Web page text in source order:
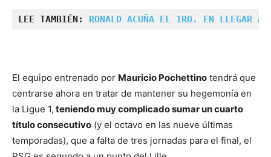
LEE TAMBIÉN: RONALD ACUÑA EL 1RO. EN LLEGAR A
El equipo entrenado por Mauricio Pochettino tendrá que
centrarse ahora en tratar de mantener su hegemonía en
la Ligue 1, teniendo muy complicado sumar un cuarto
título consecutivo (y el octavo en las nueve últimas
temporadas), que a falta de tres jornadas para el final, el